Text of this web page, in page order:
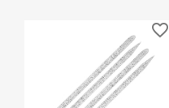
favorite_border